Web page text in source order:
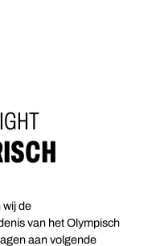
de
van het Olympisch
aan volgende